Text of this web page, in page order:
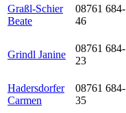
Graßl-Schier
Beate
08761 684-
46
Grindl Janine
08761 684-
23
Hadersdorfer
Carmen
08761 684-
35